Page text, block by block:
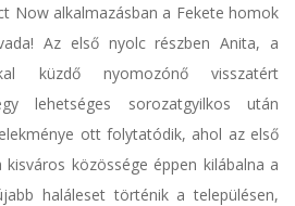
Now alkalmazásban a Fekete homok
Az első nyolc részben Anita, a
küzdő nyomozónő visszatért
lehetséges sorozatgyilkos után
ott folytatódik, ahol az első
közössége éppen kilábalna a
haláleset történik a településen,